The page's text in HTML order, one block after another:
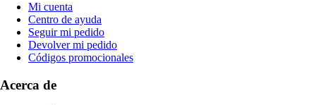
Mi cuenta
Centro de ayuda
Seguir mi pedido
Devolver mi pedido
Códigos promocionales
Acerca de